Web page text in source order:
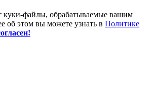
куки-файлы, обрабатываемые вашим
об этом вы можете узнать в Политике